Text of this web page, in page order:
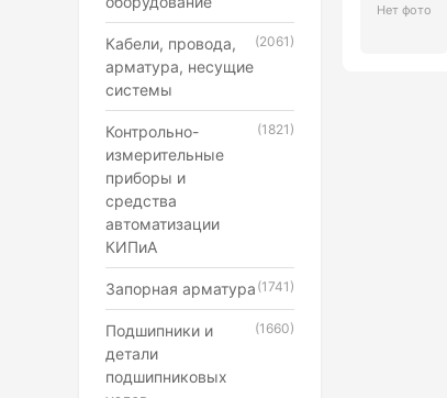
Кабели, провода,
арматура, несущие
системы
(2061)
Контрольно-
измерительные
приборы и
средства
автоматизации
КИПиА
(1821)
Запорная арматура (1741)
Подшипники и
детали
подшипниковых
(1660)
Нет фото